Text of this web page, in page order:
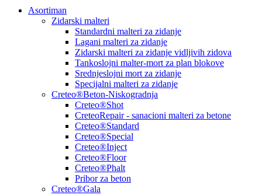
Asortiman
Zidarski malteri
Standardni malteri za zidanje
Lagani malteri za zidanje
Zidarski malteri za zidanje vidljivih zidova
Tankoslojni malter-mort za plan blokove
Srednjeslojni mort za zidanje
Specijalni malteri za zidanje
Creteo®Beton-Niskogradnja
Creteo®Shot
CreteoRepair - sanacioni malteri za betone
Creteo®Standard
Creteo®Special
Creteo®Inject
Creteo®Floor
Creteo®Phalt
Pribor za beton
Creteo®Gala